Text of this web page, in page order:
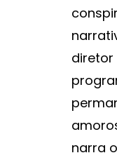
diretor
narra